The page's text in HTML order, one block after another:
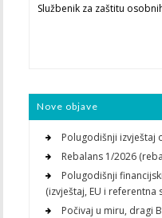
Službenik za zaštitu
Nove objave
Polugodišnji izvještaj
Rebalans 1/2026
Polugodišnji
(izvještaj, EU i referentna
Počivaj u miru, dragi